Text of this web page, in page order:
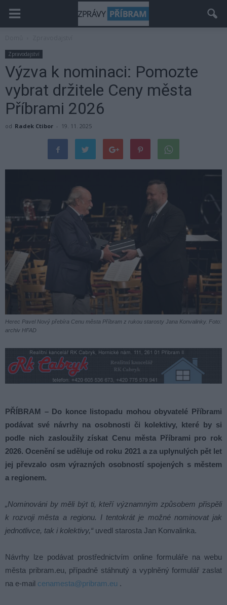
Zpravodajství
Výzva k nominaci: Pomozte
vybrat držitele Ceny města
Příbrami 2026
od Radek Ctibor - 19. 11. 2025
Herec Pavel Nový přebíra Cenu města Příbram z rukou starosty Jana Konvalinky. Foto:
archiv HFAD
PŘÍBRAM – Do konce listopadu mohou obyvatelé Příbrami
podávat své návrhy na osobnosti či kolektivy, které by si
podle nich zasloužily získat Cenu města Příbrami pro rok
2026. Ocenění se uděluje od roku 2021 a za uplynulých pět let
jej převzalo osm výrazných osobností spojených s městem
a regionem.
„Nominováni by měli být ti, kteří významným způsobem přispěli
k rozvoji města a regionu. I tentokrát je možné nominovat jak
jednotlivce, tak i kolektivy,“ uvedl starosta Jan Konvalinka.
Návrhy lze podávat prostřednictvím online formuláře na webu
města pribram.eu, případně stáhnutý a vyplněný formulář zaslat
na e-mail cenamesta@pribram.eu .